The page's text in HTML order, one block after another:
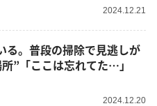
2024.12.21
る。普段の掃除で見逃しが
”「ここは忘れてた…」
2024.12.20